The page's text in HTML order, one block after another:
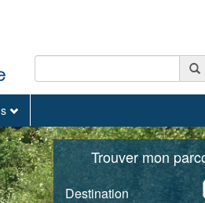
Trouver mon
Destination